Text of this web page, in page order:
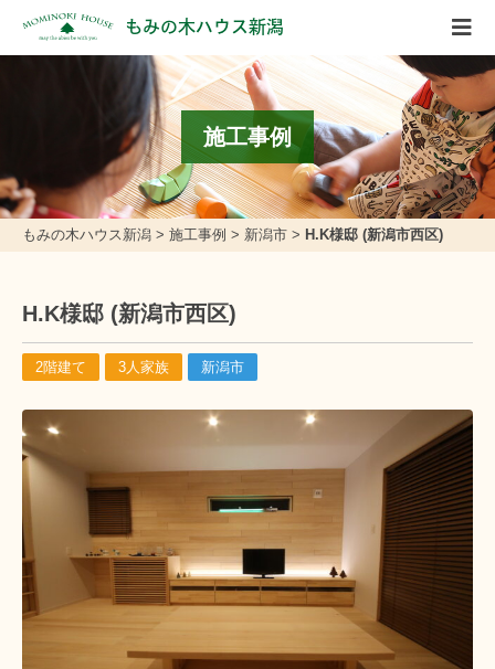
もみの木ハウス新潟
施工事例
もみの木ハウス新潟 > 施工事例 > 新潟市 > H.K様邸 (新潟市西区)
H.K様邸 (新潟市西区)
2階建て 3人家族 新潟市